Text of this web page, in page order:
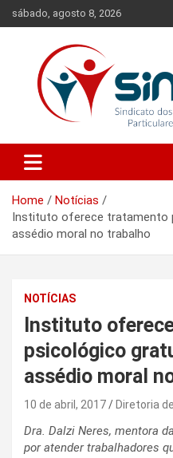
Skip
to
sábado, agosto 8, 2026
Sinproep-DF
Ensino do Distrito Federal
Home
Notícias
Instituto oferece tratamento
assédio moral no trabalho
NOTÍCIAS
Instituto
psicológico
assédio moral
10 de abril, 2017 Diretoria
Dra. Dalzi Neres, mentora
por atender trabalhadores